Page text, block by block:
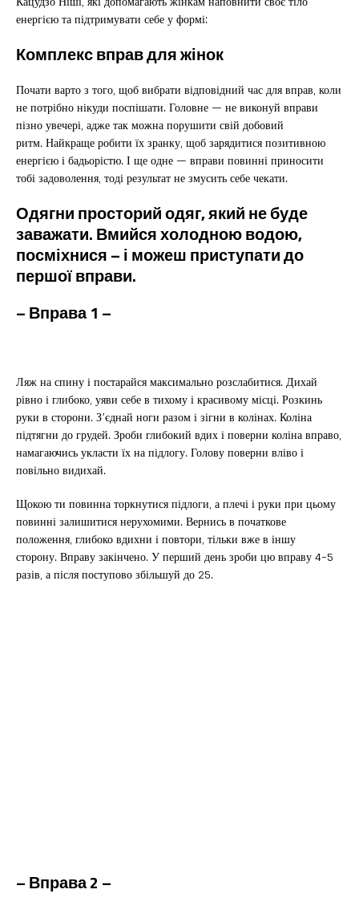
енергією та підтримувати себе у формі:
Комплекс вправ для жінок
Почати варто з того, щоб вибрати відповідний час для вправ, коли
не потрібно нікуди поспішати. Головне — не виконуй вправи
пізно увечері, адже так можна порушити свій добовий
ритм. Найкраще робити їх зранку, щоб зарядитися позитивною
енергією і бадьорістю. І ще одне — вправи повинні приносити
тобі задоволення, тоді результат не змусить себе чекати.
Одягни просторий одяг, який не буде
заважати. Вмийся холодною водою,
посміхнися – і можеш приступати до
першої вправи.
– Вправа 1 –
Ляж на спину і постарайся максимально розслабитися. Дихай
рівно і глибоко, уяви себе в тихому і красивому місці. Розкинь
руки в сторони. З’єднай ноги разом і зігни в колінах. Коліна
підтягни до грудей. Зроби глибокий вдих і поверни коліна вправо,
намагаючись укласти їх на підлогу. Голову поверни вліво і
повільно видихай.
Щокою ти повинна торкнутися підлоги, а плечі і руки при цьому
повинні залишитися нерухомими. Вернись в початкове
положення, глибоко вдихни і повтори, тільки вже в іншу
сторону. Вправу закінчено. У перший день зроби цю вправу 4-5
разів, а після поступово збільшуй до 25.
– Вправа 2 –